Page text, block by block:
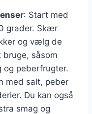
: Start med
grader. Skær
og vælg de
bruge, såsom
og peberfrugter.
med salt, peber
Du kan også
smag og